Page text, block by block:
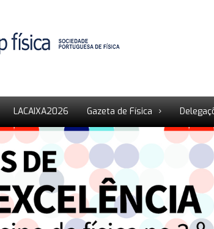
LACAIXA2026 Gazeta de Física